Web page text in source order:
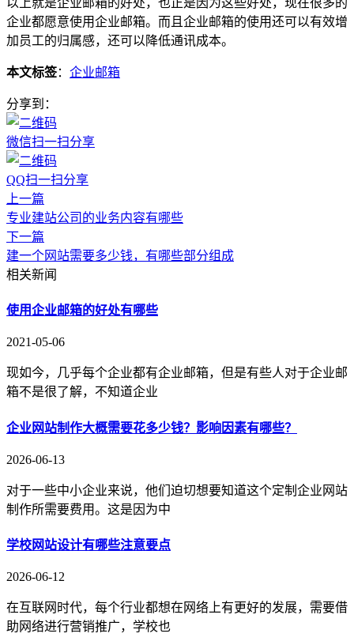
企业都愿意使用企业邮箱。而且企业邮箱的使用还可以有效增
加员工的归属感，还可以降低通讯成本。
本文标签： 企业邮箱
分享到：
微信扫一扫分享
QQ扫一扫分享
上一篇
专业建站公司的业务内容有哪些
下一篇
建一个网站需要多少钱，有哪些部分组成
相关新闻
使用企业邮箱的好处有哪些
2021-05-06
现如今，几乎每个企业都有企业邮箱，但是有些人对于企业邮
箱不是很了解，不知道企业
企业网站制作大概需要花多少钱？影响因素有哪些？
2026-06-13
对于一些中小企业来说，他们迫切想要知道这个定制企业网站
制作所需要费用。这是因为中
学校网站设计有哪些注意要点
2026-06-12
在互联网时代，每个行业都想在网络上有更好的发展，需要借
助网络进行营销推广，学校也